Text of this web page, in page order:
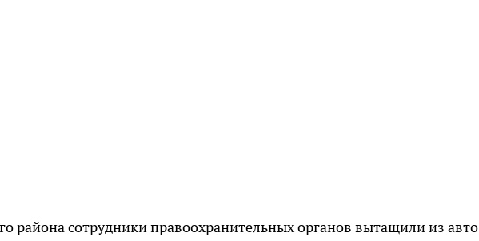
района сотрудники правоохранительных органов вытащили из авто